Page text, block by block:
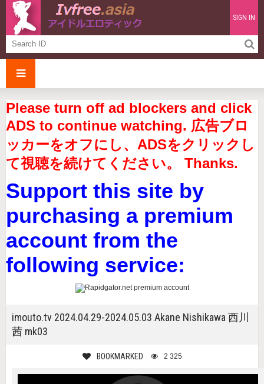
SIGN IN
Please turn off ad blockers and click
ADS to continue watching. 広告ブロ
ッカーをオフにし、ADSをクリックし
て視聴を続けてください。 Thanks.
Support this site by
purchasing a premium
account from the
following service:
imouto.tv 2024.04.29-2024.05.03 Akane Nishikawa 西川
茜 mk03
BOOKMARKED 2 325